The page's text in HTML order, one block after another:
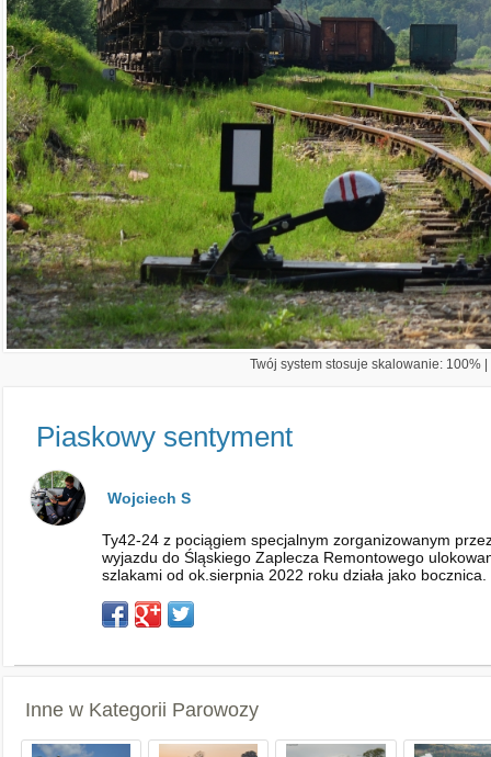
Twój system stosuje skalowanie: 100%
Piaskowy sentyment
Wojciech S
Ty42-24 z pociągiem specjalnym zorganizowanym
wyjazdu do Śląskiego Zaplecza Remontowego
szlakami od ok.sierpnia 2022 roku działa jako
Inne w Kategorii Parowozy